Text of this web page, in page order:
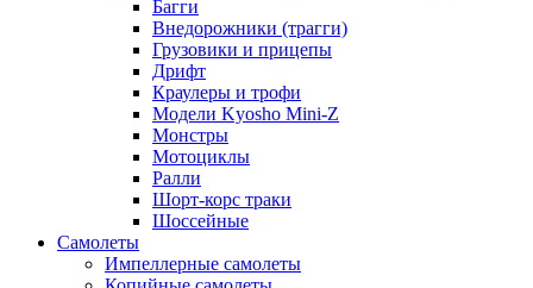
Багги
Внедорожники (трагги)
Грузовики и прицепы
Дрифт
Краулеры и трофи
Модели Kyosho Mini-Z
Монстры
Мотоциклы
Ралли
Шорт-корс траки
Шоссейные
Самолеты
Импеллерные самолеты